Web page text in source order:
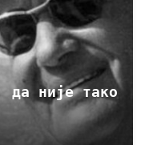
да није тако